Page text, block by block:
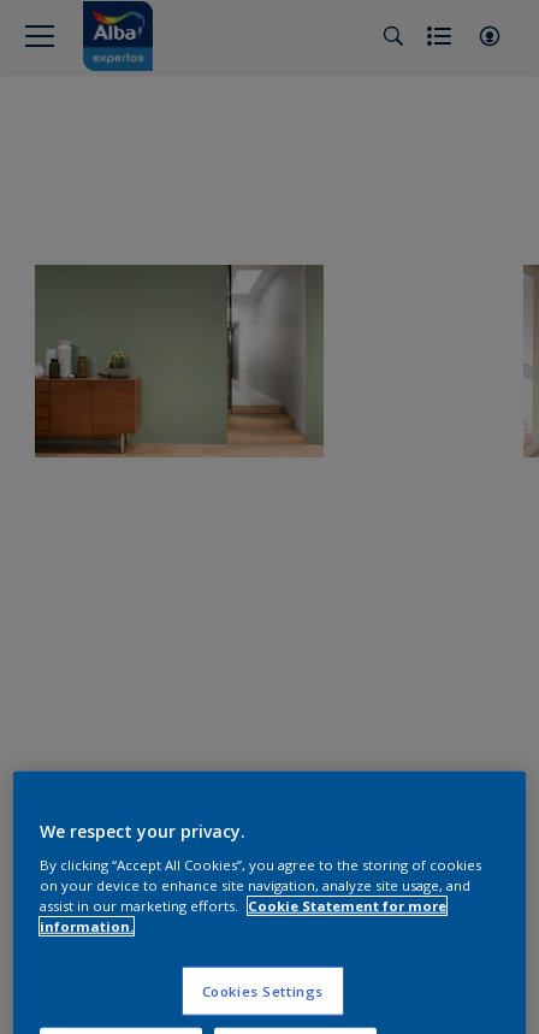
We respect your privacy.
By clicking “Accept All Cookies”, you agree to the storing of cookies
on your device to enhance site navigation, analyze site usage, and
assist in our marketing efforts.
Cookie Statement for more
information.
Cookies Settings